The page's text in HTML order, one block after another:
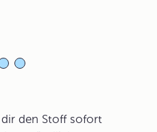
den Stoff sofort